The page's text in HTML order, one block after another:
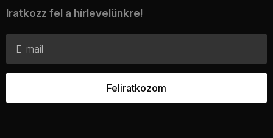
Iratkozz fel a hírlevelünkre!